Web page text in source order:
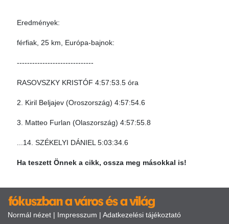
Eredmények:
férfiak, 25 km, Európa-bajnok:
------------------------------
RASOVSZKY KRISTÓF 4:57:53.5 óra
2. Kiril Beljajev (Oroszország) 4:57:54.6
3. Matteo Furlan (Olaszország) 4:57:55.8
...14. SZÉKELYI DÁNIEL 5:03:34.6
Ha teszett Önnek a cikk, ossza meg másokkal is!
Normál nézet | Impresszum | Adatkezelési tájékoztató